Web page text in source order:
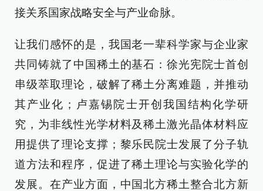
接关系国家战略安全与产业命脉。
让我们感怀的是，我国老一辈科学家与企业家
共同铸就了中国稀土的基石：徐光宪院士首创
串级萃取理论，破解了稀土分离难题，并推动
其产业化；卢嘉锡院士开创我国结构化学研
究，为非线性光学材料及稀土激光晶体材料应
用提供了理论支撑；黎乐民院士发展了分子轨
道方法和程序，促进了稀土理论与实验化学的
发展。在产业方面，中国北方稀土整合北方新